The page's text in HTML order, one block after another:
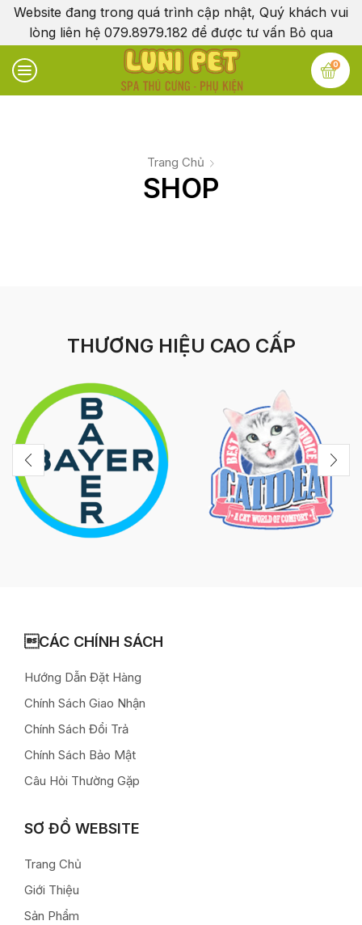
Website đang trong quá trình cập nhật, Quý khách vui
lòng liên hệ 079.8979.182 để được tư vấn Bỏ qua
0
Trang Chủ
SHOP
THƯƠNG HIỆU CAO CẤP
CÁC CHÍNH SÁCH
Hướng Dẫn Đặt Hàng
Chính Sách Giao Nhận
Chính Sách Đổi Trả
Chính Sách Bảo Mật
Câu Hỏi Thường Gặp
SƠ ĐỒ WEBSITE
Trang Chủ
Giới Thiệu
Sản Phẩm